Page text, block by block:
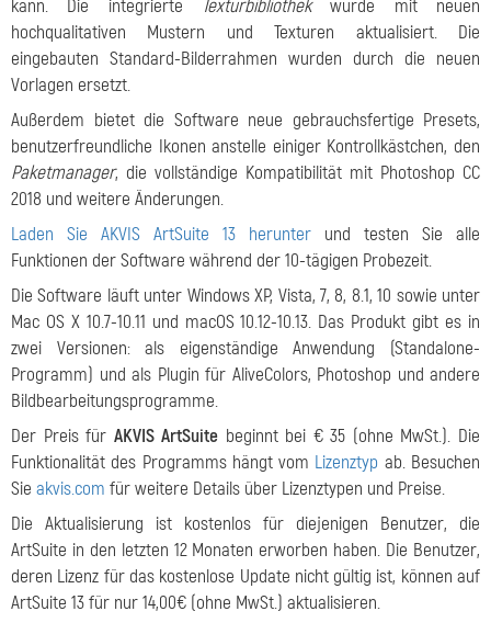
kann. Die integrierte
Texturbibliothekwurde mit neuen
hochqualitativen Mustern und Texturen aktualisiert. Die
eingebauten Standard-Bilderrahmen wurden durch die neuen
Vorlagen ersetzt.
Außerdem bietet die Software neue gebrauchsfertige Presets,
benutzerfreundliche Ikonen anstelle einiger Kontrollkästchen, den
Paketmanager, die vollständige Kompatibilität mit Photoshop CC
2018 und weitere Änderungen.
Laden Sie AKVIS ArtSuite 13 herunter und testen Sie alle
Funktionen der Software während der 10-tägigen Probezeit.
Die Software läuft unter Windows XP, Vista, 7, 8, 8.1, 10 sowie unter
Mac OS X 10.7-10.11 und macOS 10.12-10.13. Das Produkt gibt es in
zwei Versionen: als eigenständige Anwendung (Standalone-
Programm) und als Plugin für AliveColors, Photoshop und andere
Bildbearbeitungsprogramme.
Der Preis für AKVIS ArtSuite beginnt bei € 35 (ohne MwSt.). Die
Funktionalität des Programms hängt vom Lizenztyp ab. Besuchen
Sie akvis.com für weitere Details über Lizenztypen und Preise.
Die Aktualisierung ist kostenlos für diejenigen Benutzer, die
ArtSuite in den letzten 12 Monaten erworben haben. Die Benutzer,
deren Lizenz für das kostenlose Update nicht gültig ist, können auf
ArtSuite 13 für nur 14,00€ (ohne MwSt.) aktualisieren.